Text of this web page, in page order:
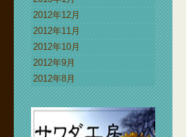
2012年12月
2012年11月
2012年10月
2012年9月
2012年8月